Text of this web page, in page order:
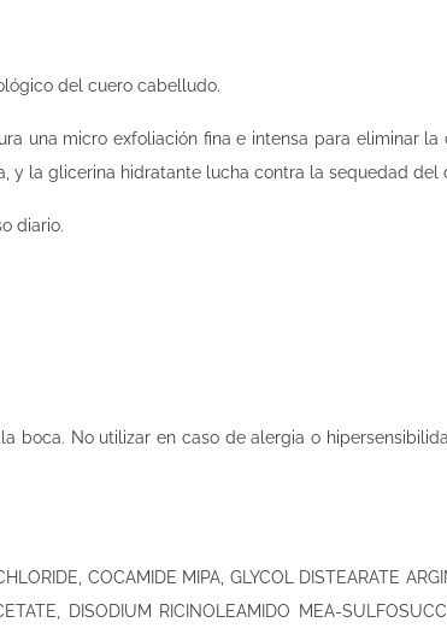
del cuero cabelludo.
una micro exfoliación fina e intensa para eliminar
la glicerina hidratante lucha contra la sequedad del
diario.
boca. No utilizar en caso de alergia o
COCAMIDE MIPA, GLYCOL DISTEARATE
DISODIUM RICINOLEAMIDO MEA-